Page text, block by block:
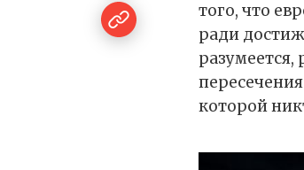
того, что
ради
разумеется,
которой